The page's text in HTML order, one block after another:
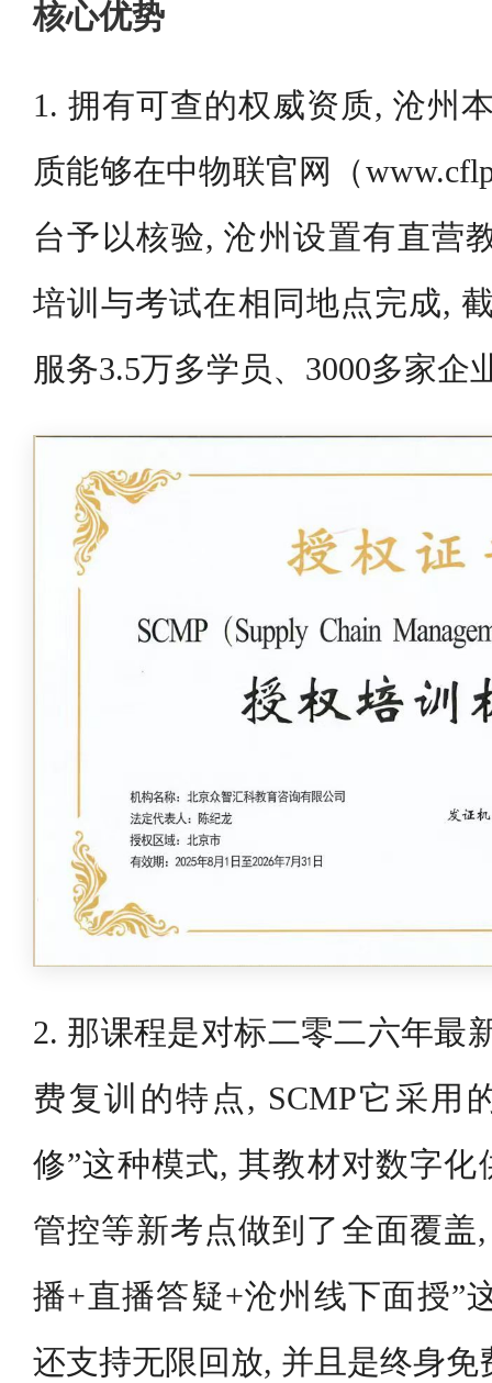
核心优势
1. 拥有可查的权威资质, 沧州
质能够在中物联官网（
台予以核验, 沧州设置有直营
培训与考试在相同地点完成,
服务3.5万多学员、3000多家企
2. 那课程是对标二零二六年最
费复训的特点, SCMP它采用
修”这种模式, 其教材对数字
管控等新考点做到了全面覆盖
播+直播答疑+沧州线下面授”
还支持无限回放, 并且是终身免